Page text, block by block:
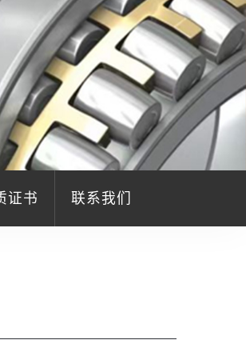
证书 联系我们